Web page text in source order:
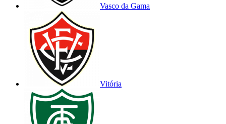
Vasco da Gama
Vitória